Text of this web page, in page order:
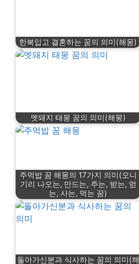
한복입고 결혼하는 꿈의 의미(해몽)
멧돼지 태몽 꿈의 의미(해몽)
주먹밥 꿈 해몽의 17가지 의미(오니
기리 나오는, 만드는, 주는, 받는, 얻
는, 사는, 먹는 꿈)
돌아가신분과 식사하는 꿈의 의미(해